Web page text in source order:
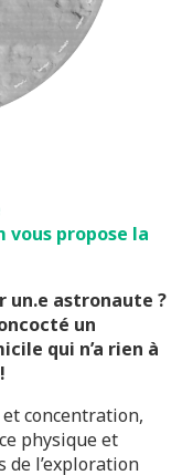
propose la
un.e astronaute ?
un
qui n’a rien à
concentration,
physique et
de l’exploration